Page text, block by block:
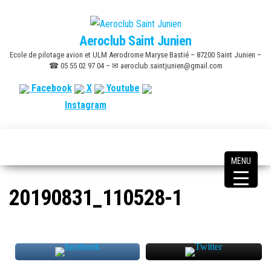
content
Aeroclub Saint Junien
Ecole de pilotage avion et ULM Aerodrome Maryse Bastié – 87200 Saint Junien –
☎ 05 55 02 97 04 – ✉ aeroclub.saintjunien@gmail.com
Facebook X
Youtube
Instagram
20190831_110528-1
MENU